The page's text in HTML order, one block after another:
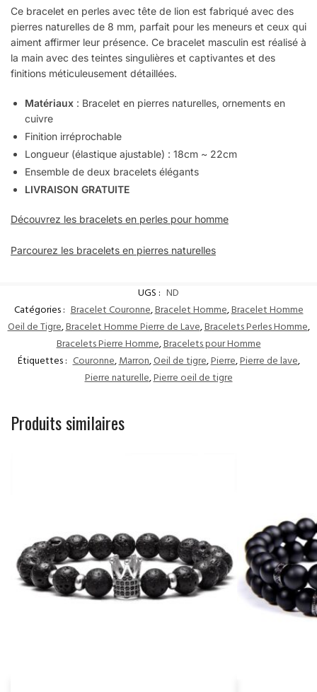
Ce bracelet en perles avec tête de lion est fabriqué avec des
pierres naturelles de 8 mm, parfait pour les meneurs et ceux qui
aiment affirmer leur présence. Ce bracelet masculin est réalisé à
la main avec des teintes singulières et captivantes et des
finitions méticuleusement détaillées.
Matériaux : Bracelet en pierres naturelles, ornements en
cuivre
Finition irréprochable
Longueur (élastique ajustable) : 18cm ~ 22cm
Ensemble de deux bracelets élégants
LIVRAISON GRATUITE
Découvrez les bracelets en perles pour homme
Parcourez les bracelets en pierres naturelles
UGS : ND
Catégories : Bracelet Couronne,Bracelet Homme,Bracelet Homme
Oeil de Tigre,Bracelet Homme Pierre de Lave,Bracelets Perles Homme,
Bracelets Pierre Homme,Bracelets pour Homme
Étiquettes : Couronne,Marron,Oeil de tigre,Pierre,Pierre de lave,
Pierre naturelle,Pierre oeil de tigre
Produits similaires